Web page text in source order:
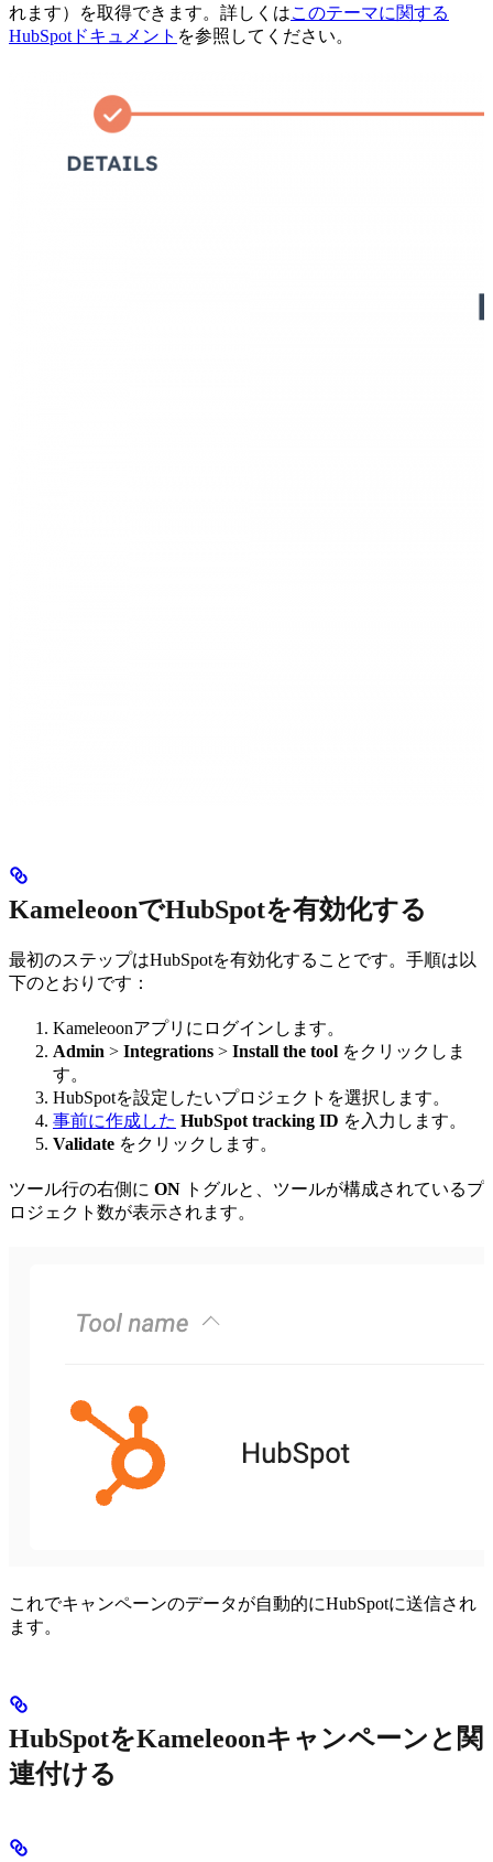
れます）を取得できます。詳しくはこのテーマに関する
HubSpotドキュメント を参照してください。
KameleoonでHubSpotを有効化する
最初のステップはHubSpotを有効化することです。手順は以
下のとおりです：
Kameleoonアプリにログインします。
Admin > Integrations > Install the tool をクリックしま
す。
HubSpotを設定したいプロジェクトを選択します。
事前に作成した HubSpot tracking ID を入力します。
Validate をクリックします。
ツール行の右側に ON トグルと、ツールが構成されているプ
ロジェクト数が表示されます。
これでキャンペーンのデータが自動的にHubSpotに送信され
ます。
HubSpotをKameleoonキャンペーンと関
連付ける